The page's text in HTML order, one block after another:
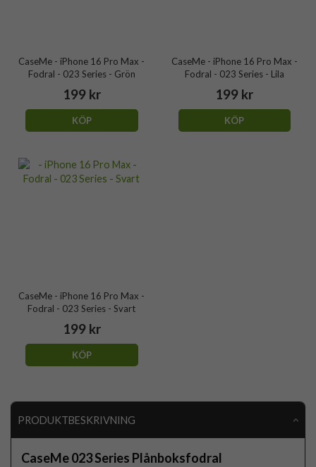
CaseMe - iPhone 16 Pro Max -
Fodral - 023 Series - Grön
199 kr
KÖP
CaseMe - iPhone 16 Pro Max -
Fodral - 023 Series - Lila
199 kr
KÖP
CaseMe - iPhone 16 Pro Max -
Fodral - 023 Series - Svart
199 kr
KÖP
PRODUKTBESKRIVNING
CaseMe 023 Series Plånboksfodral